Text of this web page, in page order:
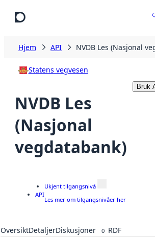
Hjem API NVDB Les (Nasjonal
Statens vegvesen
NVDB Les
(Nasjonal
vegdatabank)
Bruk
API
Ukjent tilgangsnivå
Les mer om tilgangsnivåer her
OversiktDetaljerDiskusjoner 0 RDF